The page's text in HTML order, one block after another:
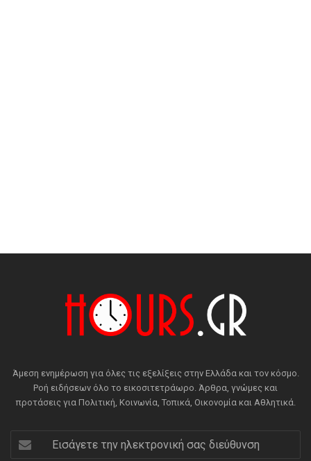
Άμεση ενημέρωση για όλες τις εξελίξεις στην Ελλάδα και τον κόσμο.
Ροή ειδήσεων όλο το εικοσιτετράωρο. Άρθρα, γνώμες και
προτάσεις για Πολιτική, Κοινωνία, Τοπικά, Οικονομία και Αθλητικά.
Εισάγετε
την